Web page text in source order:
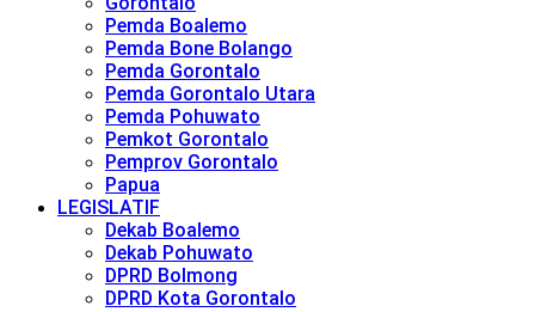
Pemda Boalemo
Pemda Bone Bolango
Pemda Gorontalo
Pemda Gorontalo Utara
Pemda Pohuwato
Pemkot Gorontalo
Pemprov Gorontalo
Papua
LEGISLATIF
Dekab Boalemo
Dekab Pohuwato
DPRD Bolmong
DPRD Kota Gorontalo